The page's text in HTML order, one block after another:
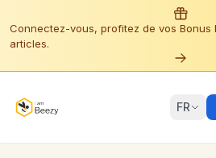
Connectez-vous, profitez de vos Bonus
articles.
FR